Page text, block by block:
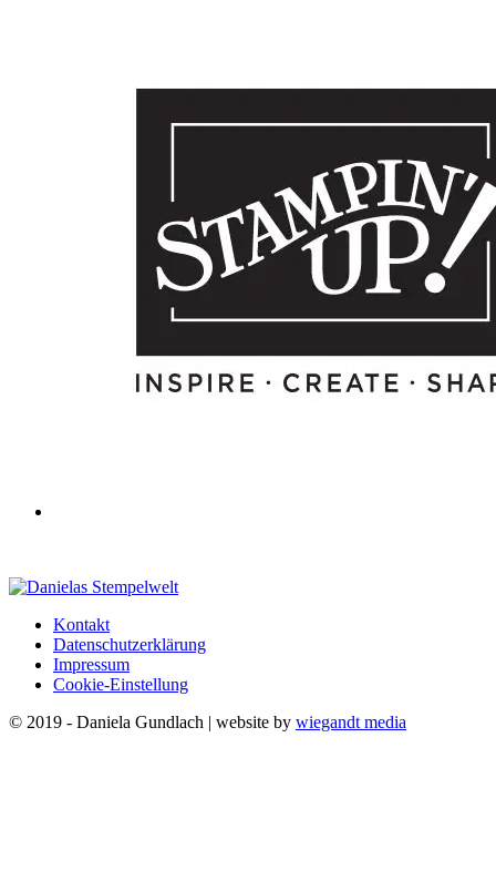
Kontakt
Datenschutzerklärung
Impressum
Cookie-Einstellung
© 2019 - Daniela Gundlach | website by wiegandt media